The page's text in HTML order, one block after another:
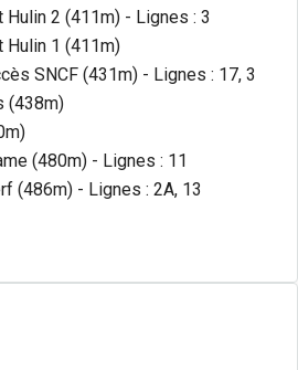
2 (411m) - Lignes : 3
Hulin 1 (411m)
SNCF (431m) - Lignes : 17, 3
(438m)
(480m) - Lignes : 11
(486m) - Lignes : 2A, 13